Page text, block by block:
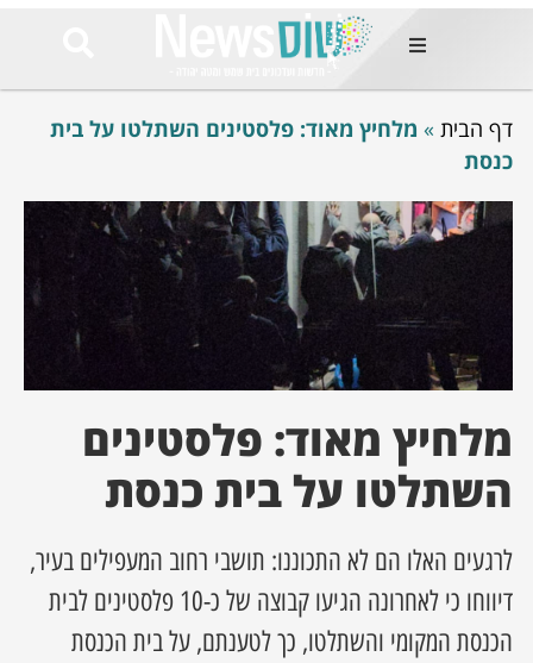
החמות
בימים
באזור
Et
mauris, wisi
feugiat
ultricies
luctus, quam
mi
מסע מלחמה
השבוע
דף הבית » מלחיץ מאוד: פלסטינים השתלטו על בית
כנסת
מלחיץ מאוד: פלסטינים
השתלטו על בית כנסת
לרגעים האלו הם לא התכוננו: תושבי רחוב המעפילים בעיר,
דיווחו כי לאחרונה הגיעו קבוצה של כ-10 פלסטינים לבית
הכנסת המקומי והשתלטו, כך לטענתם, על בית הכנסת